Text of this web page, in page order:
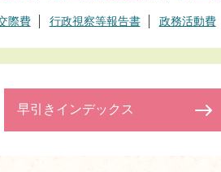
際費 行政視察等報告書 政務活動費
早引きインデックス